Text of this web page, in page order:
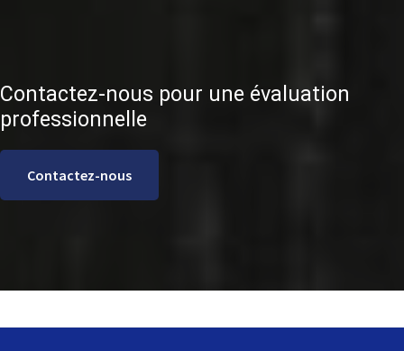
Contactez-nous pour une évaluation
professionnelle
Contactez-nous